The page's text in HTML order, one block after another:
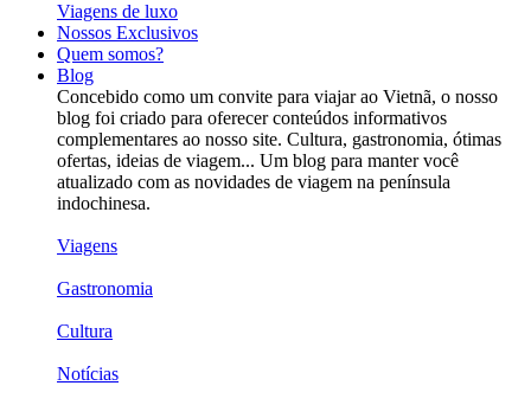
Viagens de luxo
Nossos Exclusivos
Quem somos?
Blog
Concebido como um convite para viajar ao Vietnã, o nosso
blog foi criado para oferecer conteúdos informativos
complementares ao nosso site. Cultura, gastronomia, ótimas
ofertas, ideias de viagem... Um blog para manter você
atualizado com as novidades de viagem na península
indochinesa.
Viagens
Gastronomia
Cultura
Notícias